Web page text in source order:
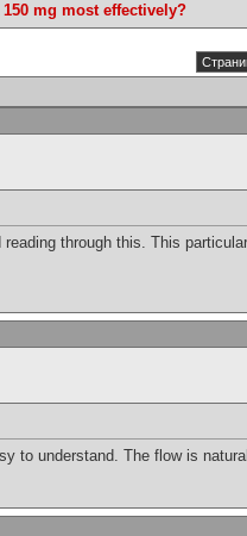
mg most effectively?
reading through this. This
to understand. The flow is